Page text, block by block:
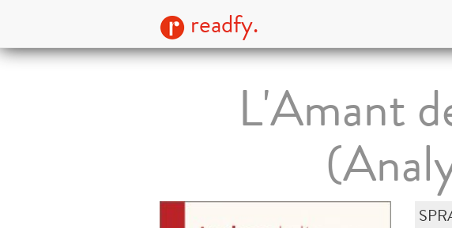
readfy.
L'Amant